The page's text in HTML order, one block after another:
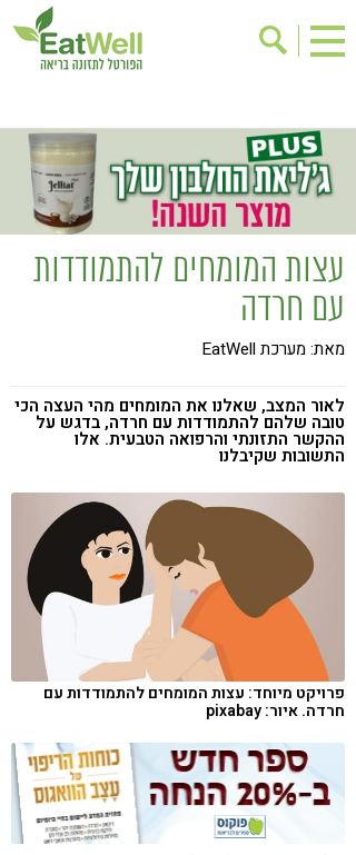
בישול בריא
אינדקס עסקים
ריפוי ומניעת מחלות
בריאות האישה
תוספי תזונה
מתכוני בריאות
אירועים
שינוי תזונתי
גישות בתזונה
ניקוי רעלים
ילדים
תזונה וספורט
הפרעות קשב & ריכוז
אכילה רגשית
טבעונות
עצות המומחים להתמודדות
עם חרדה
מאת: מערכת EatWell
לאור המצב, שאלנו את המומחים מהי העצה הכי
טובה שלהם להתמודדות עם חרדה, בדגש על
ההקשר התזונתי והרפואה הטבעית. אלו
התשובות שקיבלנו
פרויקט מיוחד: עצות המומחים להתמודדות עם
חרדה. איור: pixabay